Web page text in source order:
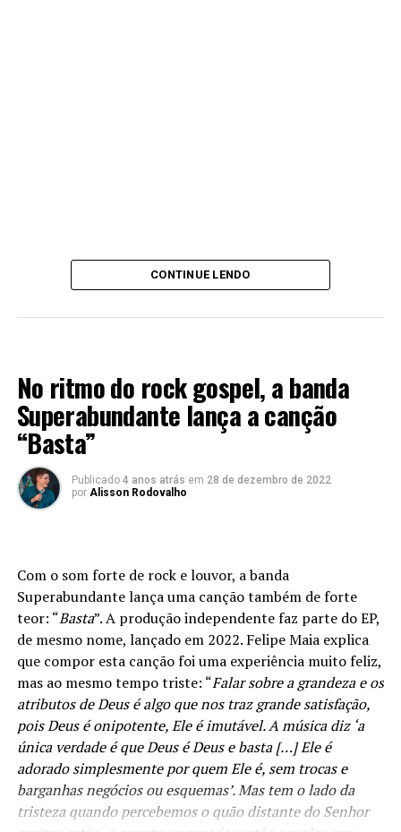
CONTINUE LENDO
No ritmo do rock gospel, a banda
Superabundante lança a canção
“Basta”
Publicado 4 anos atrás em 28 de dezembro de 2022
por Alisson Rodovalho
Com o som forte de rock e louvor, a banda
Superabundante lança uma canção também de forte
teor: “Basta”. A produção independente faz parte do EP,
de mesmo nome, lançado em 2022. Felipe Maia explica
que compor esta canção foi uma experiência muito feliz,
mas ao mesmo tempo triste: “Falar sobre a grandeza e os
atributos de Deus é algo que nos traz grande satisfação,
pois Deus é onipotente, Ele é imutável. A música diz ‘a
única verdade é que Deus é Deus e basta […] Ele é
adorado simplesmente por quem Ele é, sem trocas e
barganhas negócios ou esquemas’. Mas tem o lado da
tristeza quando percebemos o quão distante do Senhor